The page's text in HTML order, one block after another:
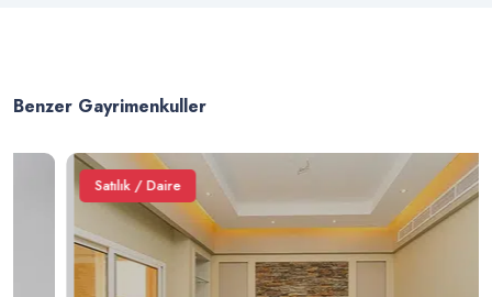
Benzer Gayrimenkuller
Satılık / Daire